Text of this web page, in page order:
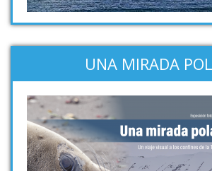
UNA MIRADA